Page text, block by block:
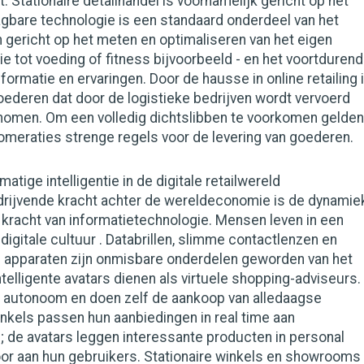
technologie is een standaard onderdeel van het
gericht op het meten en optimaliseren van het eigen
tot voeding of fitness bijvoorbeeld - en het voortdurend
en ervaringen. Door de hausse in online retailing
dat door de logistieke bedrijven wordt vervoerd
Om een volledig dichtslibben te voorkomen gelden
strenge regels voor de levering van goederen.
intelligentie in de digitale retailwereld
kracht achter de wereldeconomie is de
van informatietechnologie. Mensen leven in een
cultuur . Databrillen, slimme contactlenzen en
zijn onmisbare onderdelen geworden van het
avatars dienen als virtuele shopping-adviseurs.
en doen zelf de aankoop van alledaagse
passen hun aanbiedingen in real time aan
de avatars leggen interessante producten in personal
aan hun gebruikers. Stationaire winkels en showrooms